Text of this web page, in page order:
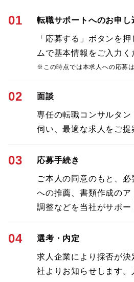
01 転職サポートへのお申し
「応募する」ボタンを
ムで基本情報をご入力く
※この時点では本求人への応募は
02 面談
専任の転職コンサルタ
伺い、最適な求人をご提
03 応募手続き
ご本人の同意のもと、
への推薦、書類作成の
調整などを当社がサポー
04 選考・内定
求人企業により採否が決
社よりお知らせします